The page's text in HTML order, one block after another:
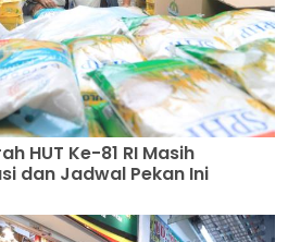
HUT Ke-81 RI Masih
dan Jadwal Pekan Ini